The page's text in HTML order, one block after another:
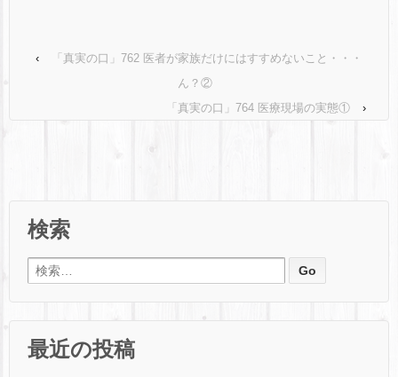
‹
「真実の口」762 医者が家族だけにはすすめないこと・・・
ん？②
「真実の口」764 医療現場の実態①
›
検索
検索:
最近の投稿